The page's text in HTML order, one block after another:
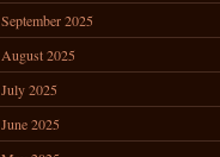
September 2025
August 2025
July 2025
June 2025